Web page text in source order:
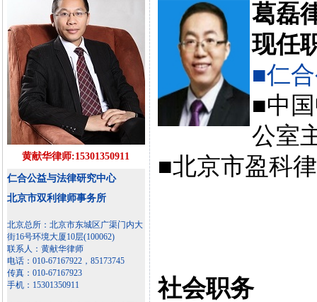
黄献华律师:15301350911
仁合公益与法律研究中心
北京市双利律师事务所
北京总所：北京市东城区广渠门内大
街16号环境大厦10层(100062)
联系人：黄献华律师
电话：010-67167922，85173745
传真：010-67167923
手机：15301350911
葛磊
现任
■仁
■中
公室
■北京市盈科
社会职务